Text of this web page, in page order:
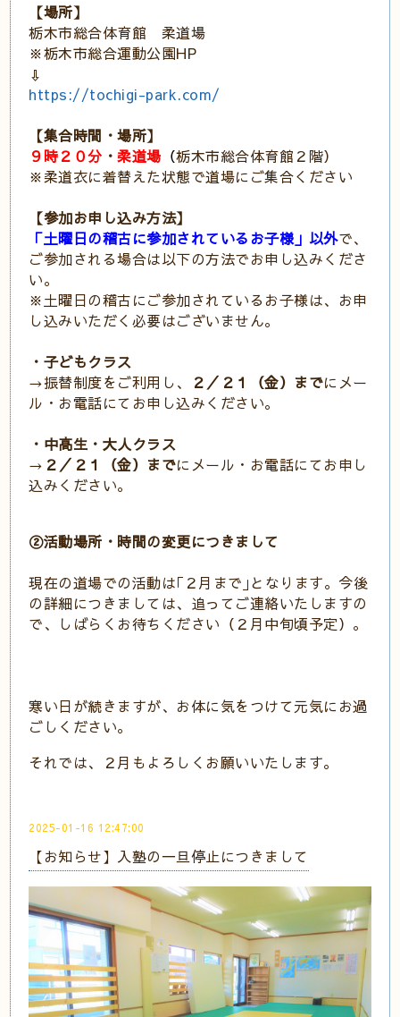
【場所】
栃木市総合体育館 柔道場
※栃木市総合運動公園HP
⇩
https://tochigi-park.com/
【集合時間・場所】
９時２０分 ・柔道場 （栃木市総合体育館２階）
※柔道衣に着替えた状態で道場にご集合ください
【参加お申し込み方法】
「土曜日の稽古に参加されているお子様」以外で、
ご参加される場合は以下の方法でお申し込みくださ
い。
※土曜日の稽古にご参加されているお子様は、お申
し込みいただく必要はございません。
・子どもクラス
→振替制度をご利用し、
２／２１（金）までにメー
ル・お電話にてお申し込みください。
・中高生・大人クラス
→ ２／２１（金）までにメール・お電話にてお申し
込みください。
②活動場所・時間の変更につきまして
現在の道場での活動は｢２月まで｣となります。今後
の詳細につきましては、追ってご連絡いたしますの
で、しばらくお待ちください（２月中旬頃予定）。
寒い日が続きますが、お体に気をつけて元気にお過
ごしください。
それでは、２月もよろしくお願いいたします。
2025-01-16 12:47:00
【お知らせ】入塾の一旦停止につきまして